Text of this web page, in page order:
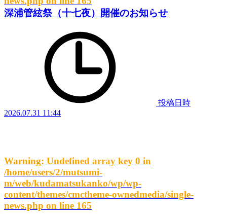
深浦管絃祭（十七夜）開催のお知らせ
投稿日時
2026.07.31 11:44
Warning: Undefined array key 0 in
/home/users/2/mutsumi-
m/web/kudamatsukanko/wp/wp-
content/themes/cmctheme-ownedmedia/single-
news.php on line 165